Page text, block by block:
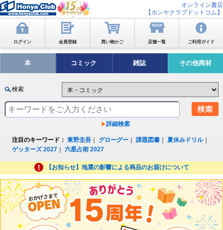
オンライン書店
【ホンヤクラブドットコム】
ログイン 会員登録 買い物かご 店舗一覧 ご利用ガイド
本 コミック 雑誌 その他商材
検索
詳細検索
注目のキーワード： 東野圭吾 グローグー ｜課題図書 ｜夏休みドリル｜
ゲッターズ 2027 ｜六星占術 2027
【お知らせ】地震の影響による商品のお届けについて